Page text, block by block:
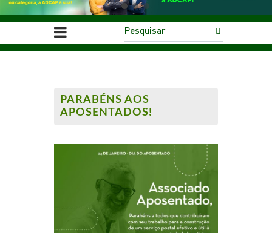
PARABÉNS AOS
APOSENTADOS!